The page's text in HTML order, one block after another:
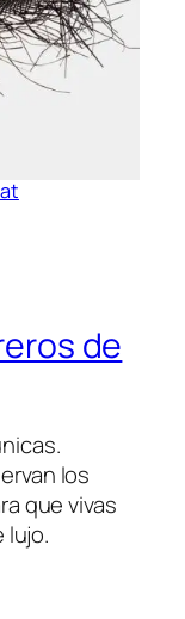
de
los
que vivas
lujo.